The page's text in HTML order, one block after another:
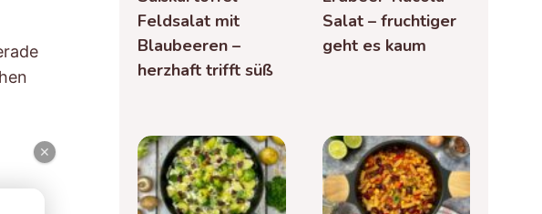
×
Feldsalat mit
Blaubeeren –
herzhaft trifft süß
Salat – fruchtiger
geht es kaum